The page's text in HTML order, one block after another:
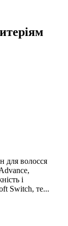
для волосся
і
Switch, те...